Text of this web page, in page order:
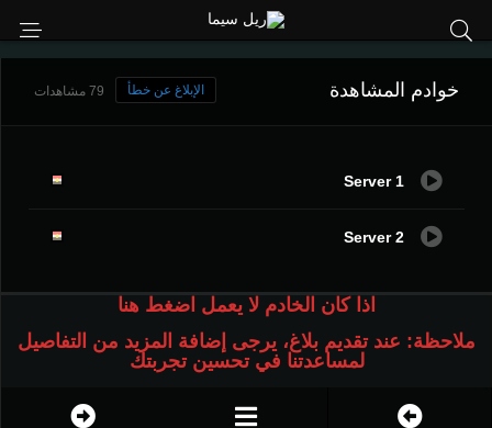
خوادم المشاهدة 79 مشاهدات الإبلاغ عن خطأ
Server 1
Server 2
اذا كان الخادم لا يعمل اضغط هنا
ملاحظة: عند تقديم بلاغ، يرجى إضافة المزيد من التفاصيل
لمساعدتنا في تحسين تجربتك